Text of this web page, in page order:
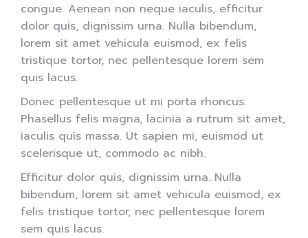
congue. Aenean non neque iaculis, efficitur
dolor quis, dignissim urna. Nulla bibendum,
lorem sit amet vehicula euismod, ex felis
tristique tortor, nec pellentesque lorem sem
quis lacus.
Donec pellentesque ut mi porta rhoncus.
Phasellus felis magna, lacinia a rutrum sit amet,
iaculis quis massa. Ut sapien mi, euismod ut
scelerisque ut, commodo ac nibh.
Efficitur dolor quis, dignissim urna. Nulla
bibendum, lorem sit amet vehicula euismod, ex
felis tristique tortor, nec pellentesque lorem
sem quis lacus.